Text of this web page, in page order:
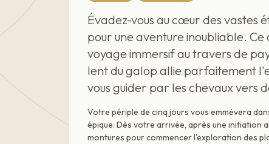
Évadez-vous au cœur des vastes
pour une aventure inoubliable.
voyage immersif au travers de
lent du galop allie parfaitement
vous guider par les chevaux vers
Votre périple de cinq jours vous emmèvera
épique. Dès votre arrivée, après une initiation
montures pour commencer l'exploration des